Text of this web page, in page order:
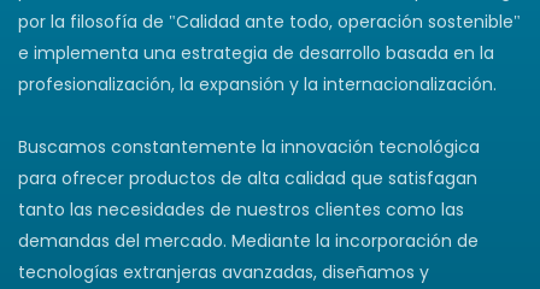
por la filosofía de "Calidad ante todo, operación sostenible"
e implementa una estrategia de desarrollo basada en la
profesionalización, la expansión y la internacionalización.
Buscamos constantemente la innovación tecnológica
para ofrecer productos de alta calidad que satisfagan
tanto las necesidades de nuestros clientes como las
demandas del mercado. Mediante la incorporación de
tecnologías extranjeras avanzadas, diseñamos y